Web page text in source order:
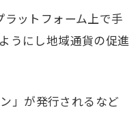
ットフォーム上で手
うにし地域通貨の促進
」が発行されるなど